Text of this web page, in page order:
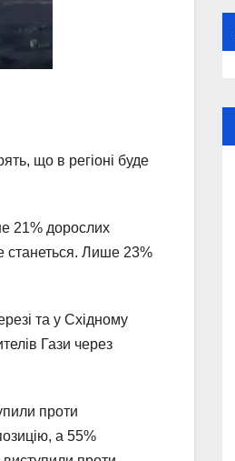
що в регіоні буде
21% дорослих
станеться. Лише 23%
та у Східному
Гази через
проти
а 55%